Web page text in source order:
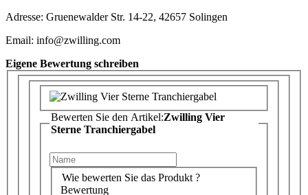
Adresse: Gruenewalder Str. 14-22, 42657 Solingen
Email: info@zwilling.com
Eigene Bewertung schreiben
Bewerten Sie den Artikel:Zwilling Vier
Sterne Tranchiergabel
Wie bewerten Sie das Produkt ?
Bewertung